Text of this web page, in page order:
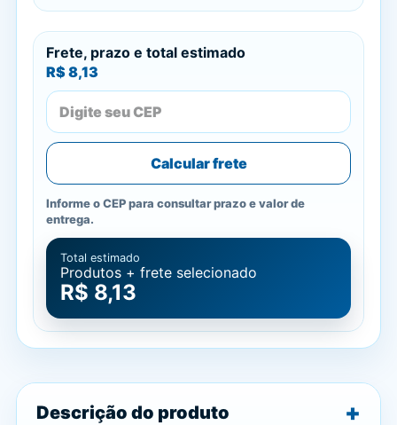
Frete, prazo e total estimado
R$ 8,13
Calcular frete
Informe o CEP para consultar prazo e valor de
entrega.
Total estimado
Produtos + frete selecionado
R$ 8,13
Descrição do produto